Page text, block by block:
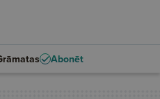
Abonēt